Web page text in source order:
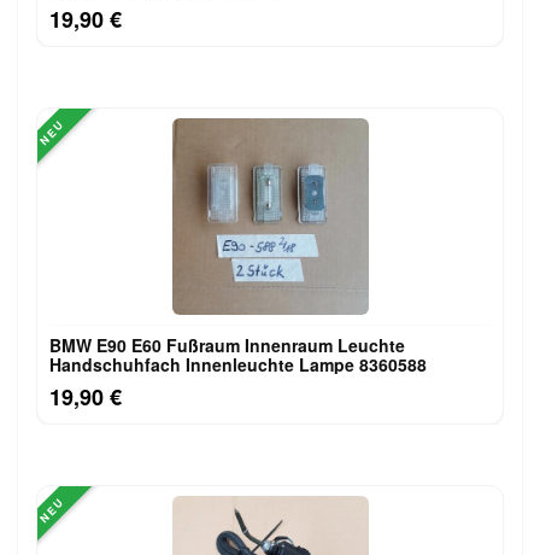
19,90 €
NEU
BMW E90 E60 Fußraum Innenraum Leuchte
Handschuhfach Innenleuchte Lampe 8360588
19,90 €
NEU